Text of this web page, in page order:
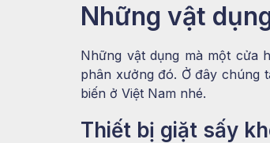
Những vật
Những vật dụng mà một cửa
phân xưởng đó. Ở đây chúng
biến ở Việt Nam nhé.
Thiết bị giặt sấy